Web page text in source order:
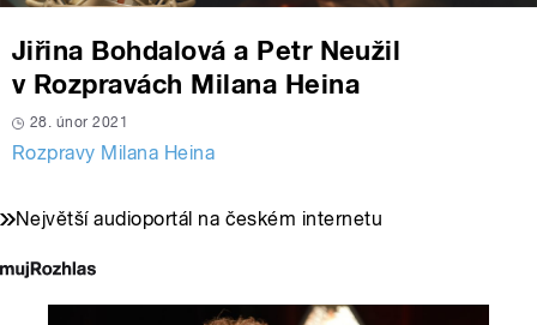
Jiřina Bohdalová a Petr Neužil
v Rozpravách Milana Heina
28. únor 2021
Rozpravy Milana Heina
Největší audioportál na českém internetu